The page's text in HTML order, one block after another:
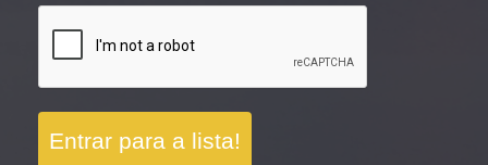
Entrar para a lista!